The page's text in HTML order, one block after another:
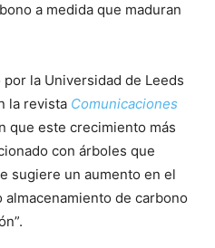
a medida que maduran
la Universidad de Leeds
la revista Comunicaciones
que este crecimiento más
con árboles que
sugiere un aumento en el
de carbono